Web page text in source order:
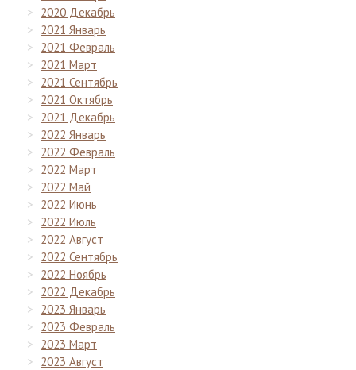
2020 Декабрь
2021 Январь
2021 Февраль
2021 Март
2021 Сентябрь
2021 Октябрь
2021 Декабрь
2022 Январь
2022 Февраль
2022 Март
2022 Май
2022 Июнь
2022 Июль
2022 Август
2022 Сентябрь
2022 Ноябрь
2022 Декабрь
2023 Январь
2023 Февраль
2023 Март
2023 Август